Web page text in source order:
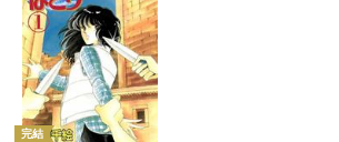
完結